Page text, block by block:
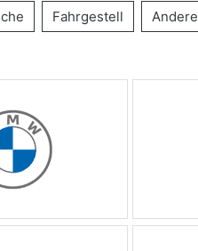
Fahrgestell Andere